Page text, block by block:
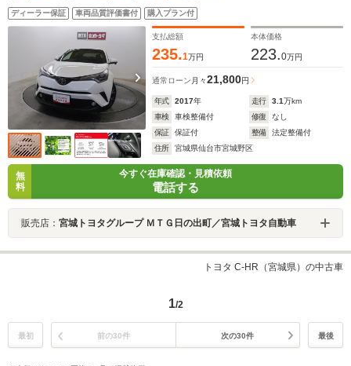
ディーラー保証 車両品質評価書付 購入プラン付
支払総額
235.1万円
本体価格
223.0万円
通常ローン 月々21,800円
年式 2017年 走行 3.1万km
車検
車検整備付 修復
なし
保証
保証付 整備
法定整備付
住所
宮城県仙台市宮城野区
無
料
今すぐ在庫確認・見積依頼
電話する
販売店： 宮城トヨタグループ ＭＴＧ日の出町／宮城トヨタ自動車
トヨタ C-HR（宮城県）の中古車
1/2
最初 前の30件 次の30件 最後